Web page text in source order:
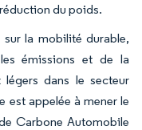
du poids.
la mobilité durable,
émissions et de la
légers dans le secteur
est appelée à mener le
Carbone Automobile